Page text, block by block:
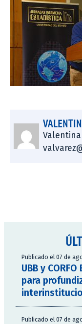
Valentina
Publicado el 07 de
UBB y
para
Publicado el 07 de